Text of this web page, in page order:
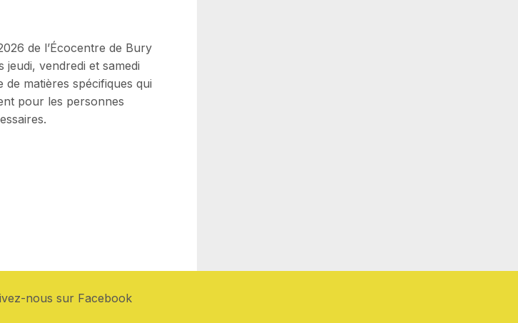
de l’Écocentre de Bury
vendredi et samedi
matières spécifiques qui
pour les personnes
nous sur Facebook